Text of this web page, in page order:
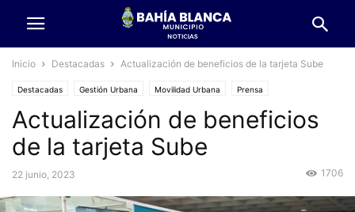
Inicio Destacadas Actualización de beneficios de la tarjeta Sube
Destacadas Gestión Urbana Movilidad Urbana Prensa
Actualización de beneficios
de la tarjeta Sube
22 junio, 2023 1706